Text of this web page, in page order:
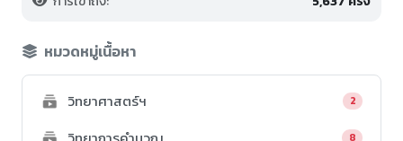
หมวดหมู่เนื้อหา
วิทยาศาสตร์ฯ 2
8